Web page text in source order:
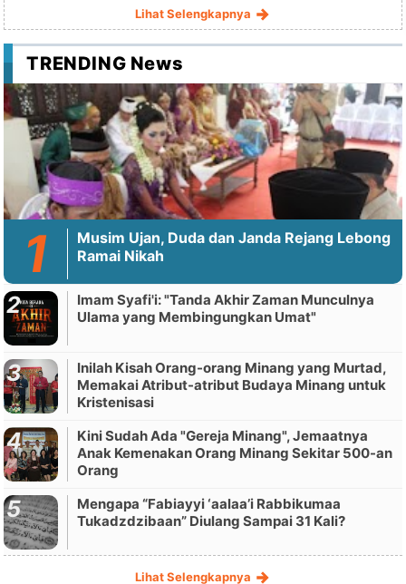
Lihat Selengkapnya
TRENDING News
Musim Ujan, Duda dan Janda Rejang Lebong
Ramai Nikah
Imam Syafi'i: "Tanda Akhir Zaman Munculnya
Ulama yang Membingungkan Umat"
Inilah Kisah Orang-orang Minang yang Murtad,
Memakai Atribut-atribut Budaya Minang untuk
Kristenisasi
Kini Sudah Ada "Gereja Minang", Jemaatnya
Anak Kemenakan Orang Minang Sekitar 500-an
Orang
Mengapa “Fabiayyi ‘aalaa’i Rabbikumaa
Tukadzdzibaan” Diulang Sampai 31 Kali?
Lihat Selengkapnya